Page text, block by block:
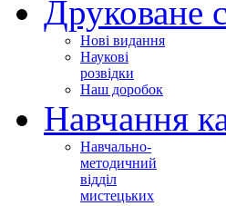
Друковане
Нові видання
Наукові
розвідки
Наш доробок
Навчання
Навчально-
методичний
відділ
мистецьких